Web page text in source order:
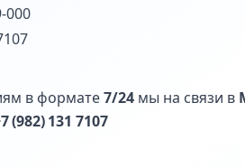
000
в формате7/24 мы на связи в
(982) 131 7107